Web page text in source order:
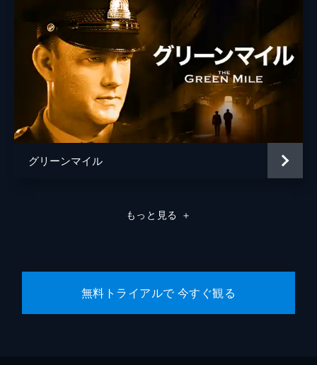
グリーンマイル
もっと見る ＋
無料トライアルで 今すぐ観る